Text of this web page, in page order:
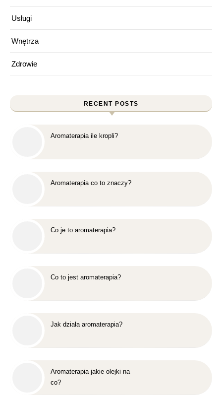
Usługi
Wnętrza
Zdrowie
RECENT POSTS
Aromaterapia ile kropli?
Aromaterapia co to znaczy?
Co je to aromaterapia?
Co to jest aromaterapia?
Jak działa aromaterapia?
Aromaterapia jakie olejki na
co?